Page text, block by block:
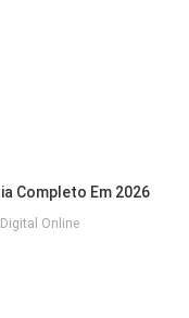
Completo Em 2026
Online